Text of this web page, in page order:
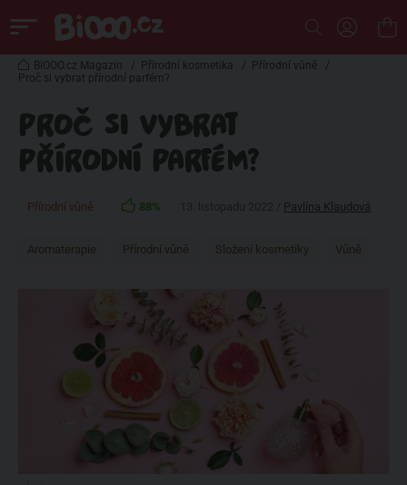
BiOOO.cz Magazin / Přírodní kosmetika / Přírodní vůně
/
Proč si vybrat přírodní parfém?
PROČ SI VYBRAT
PŘÍRODNÍ PARFÉM?
Přírodní vůně 88% Pavlína Klaudová
Aromaterapie Přírodní vůně Složení kosmetiky Vůně